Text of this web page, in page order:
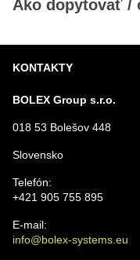
Ako dopytovať /
KONTAKTY
BOLEX Group s.r.o.
018 53 Bolešov 448
Slovensko
Telefón:
+421 905 755 895
E-mail:
info@bolex-systems.eu